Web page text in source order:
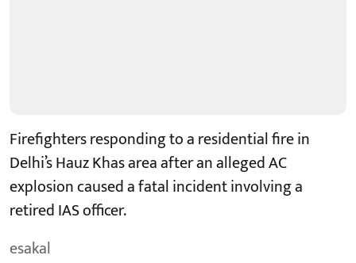
Firefighters responding to a residential fire in
Delhi’s Hauz Khas area after an alleged AC
explosion caused a fatal incident involving a
retired IAS officer.
esakal